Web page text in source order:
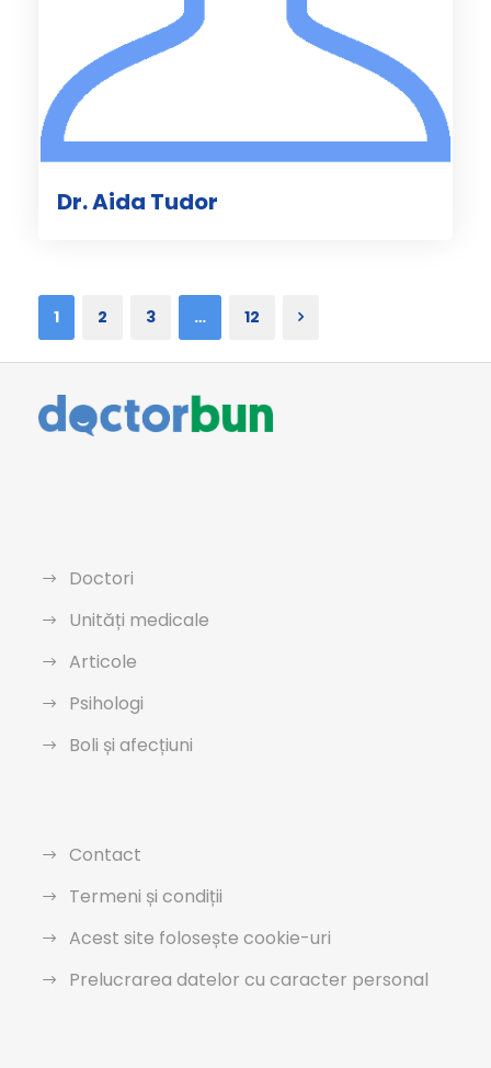
Dr. Aida Tudor
1 2 3 … 12
Doctori
Unități medicale
Articole
Psihologi
Boli și afecțiuni
Contact
Termeni și condiții
Acest site folosește cookie-uri
Prelucrarea datelor cu caracter personal